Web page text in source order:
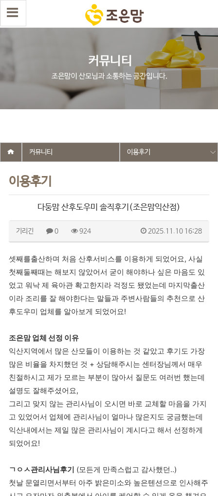
select wr_id, wr_subject from g5_write_m05_04 where wr_is_comment
= 0 and wr_datetime <= '2025-11-10 16:28:38' and wr_id <> '2642'
order by wr_datetime desc limit 1 asdasf
이용후기
커뮤니티 이용후기
다둥맘 산후도우미 솔직후기(조은맘익산점)
기리긴 0 924 2025.11.10 16:28
셋째를출산하며 처음 산후서비스를 이용하게 되었어요, 사실
첫째둘째때는 해보지 않았어서 굳이 해야하나 싶은 마음도 있
었고 워낙 제 육아관 확고한지라 걱정도 됐었는데 마지막출산
이라 조리를 잘 해야한다는 말들과 주변사람들의 추천으로 산
후도우미 업체를 알아보게 되었어요!
조은맘 업체 선정 이유
익산지역에서 많은 산모들이 이용하는 것 같았고 후기도 가장
많은 비율을 차지했던 것 + 상담해주시는 센터장님께서 매우
친절하시고 제가 모르는 부분이 많아서 질문도 여러번 했는데
설명도 잘해주셨어요,
그리고 맞지 않는 관리사님이 오시면 바로 교체할 마음을 가지
고 있었어서 업체에 관리사님이 얼마나 많은지도 궁금했는데
익산내에서는 제일 많은 관리사님이 계시다고 해서 선정하게
되었어요!
ㄱㅇㅅ관리사님후기 (모든게 만족스럽고 감사했던..)
첫날 문열리면서부터 아주 밝은미소와 높은텐션으로 인사해주